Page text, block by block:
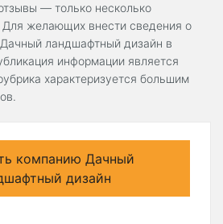
— только несколько
желающих внести сведения о
ландшафтный дизайн в
информации является
характеризуется большим
компанию Дачный
дизайн